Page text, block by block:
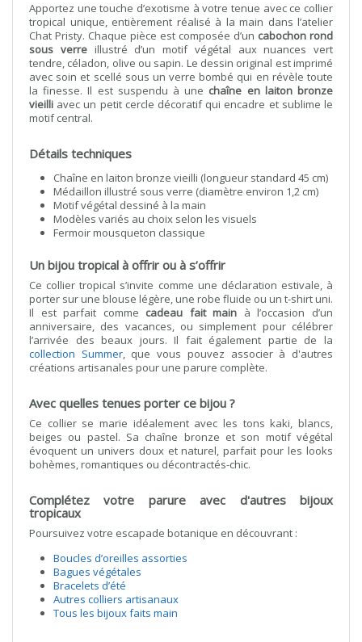
Apportez une touche d’exotisme à votre tenue avec ce collier
tropical unique, entièrement réalisé à la main dans l’atelier
Chat Pristy. Chaque pièce est composée d’un cabochon rond
sous verreillustré d’un motif végétal aux nuances vert
tendre, céladon, olive ou sapin. Le dessin original est imprimé
avec soin et scellé sous un verre bombé qui en révèle toute
la finesse. Il est suspendu à une chaîne en laiton bronze
vieilli avec un petit cercle décoratif qui encadre et sublime le
motif central.
Détails techniques
Chaîne en laiton bronze vieilli (longueur standard 45 cm)
Médaillon illustré sous verre (diamètre environ 1,2 cm)
Motif végétal dessiné à la main
Modèles variés au choix selon les visuels
Fermoir mousqueton classique
Un bijou tropical à offrir ou à s’offrir
Ce collier tropical s’invite comme une déclaration estivale, à
porter sur une blouse légère, une robe fluide ou un t-shirt uni.
Il est parfait comme cadeau fait main à l’occasion d’un
anniversaire, des vacances, ou simplement pour célébrer
l’arrivée des beaux jours. Il fait également partie de la
collection Summer, que vous pouvez associer à d'autres
créations artisanales pour une parure complète.
Avec quelles tenues porter ce bijou ?
Ce collier se marie idéalement avec les tons kaki, blancs,
beiges ou pastel. Sa chaîne bronze et son motif végétal
évoquent un univers doux et naturel, parfait pour les looks
bohèmes, romantiques ou décontractés-chic.
Complétez votre parure avec d'autres bijoux
tropicaux
Poursuivez votre escapade botanique en découvrant :
Boucles d’oreilles assorties
Bagues végétales
Bracelets d’été
Autres colliers artisanaux
Tous les bijoux faits main